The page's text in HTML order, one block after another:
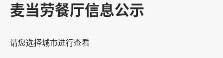
麦当劳餐厅信息公示
请您选择城市进行查看